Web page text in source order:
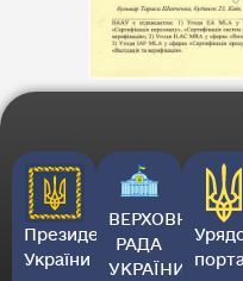
Президент
України
ВЕРХОВНА
РАДА
УКРАЇНИ